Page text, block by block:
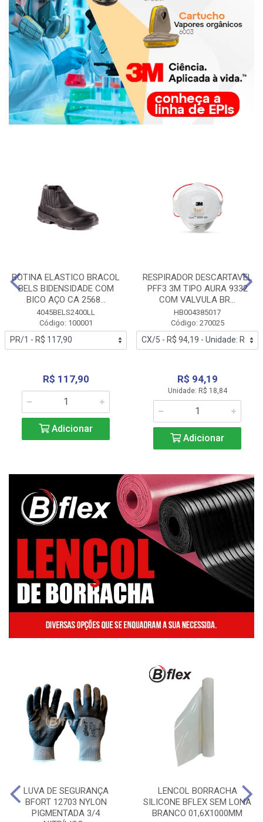
BOTINA ELASTICO BRACOL
BELS BIDENSIDADE COM
BICO AÇO CA 2568...
4045BELS2400LL
Código: 100001
R$ 117,90
Adicionar
RESPIRADOR DESCARTAVEL
PFF3 3M TIPO AURA 9332
COM VALVULA BR...
HB004385017
Código: 270025
R$ 94,19
Unidade: R$ 18,84
Adicionar
LUVA DE SEGURANÇA
BFORT 12703 NYLON
PIGMENTADA 3/4
LENCOL BORRACHA
SILICONE BFLEX SEM LONA
BRANCO 01,6X1000MM